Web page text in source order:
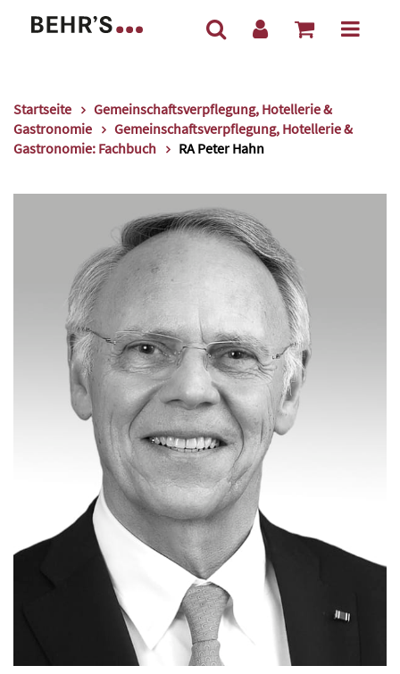
Startseite
Gemeinschaftsverpflegung, Hotellerie &
Gastronomie
Gemeinschaftsverpflegung, Hotellerie &
Gastronomie: Fachbuch
RA Peter Hahn